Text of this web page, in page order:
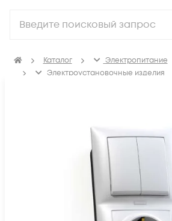
Каталог
Электропитание
Электроустановочные изделия